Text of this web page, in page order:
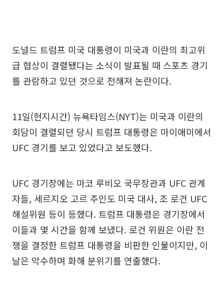
도널드 트럼프 미국 대통령이 미국과 이란의 최고위
급 협상이 결렬됐다는 소식이 발표될 때 스포츠 경기
를 관람하고 있던 것으로 전해져 논란이다.
11일(현지시간) 뉴욕타임스(NYT)는 미국과 이란의
회담이 결렬되던 당시 트럼프 대통령은 마이애미에서
UFC 경기를 보고 있었다고 보도했다.
UFC 경기장에는 마코 루비오 국무장관과 UFC 관계
자들, 세르지오 고르 주인도 미국 대사, 조 로건 UFC
해설위원 등이 등했다. 트럼프 대통령은 경기장에서
이들과 몇 시간을 함께 보냈다. 로건 위원은 이란 전
쟁을 결정한 트럼프 대통령을 비판한 인물이지만, 이
날은 악수하며 화해 분위기를 연출했다.